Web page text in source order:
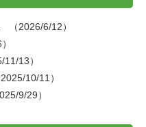
2026/6/12
11/13
2025/10/11
9/29